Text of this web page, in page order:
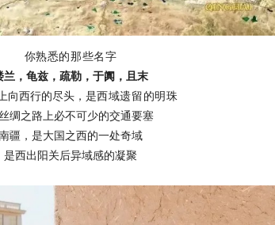
你熟悉的那些名字
兰，龟兹，疏勒，于阗，且末
向西行的尽头， 是西域遗留的明珠
绸之路上必不可少的交通要塞
疆，是大国之西的一处奇域
是西出阳关后异域感的凝聚